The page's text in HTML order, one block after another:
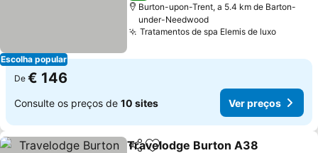
Escolha popular
Burton-upon-Trent, a 5.4 km de Barton-
under-Needwood
Tratamentos de spa Elemis de luxo
De € 146
Consulte os preços de 10 sites Ver preços
Travelodge Burton A38